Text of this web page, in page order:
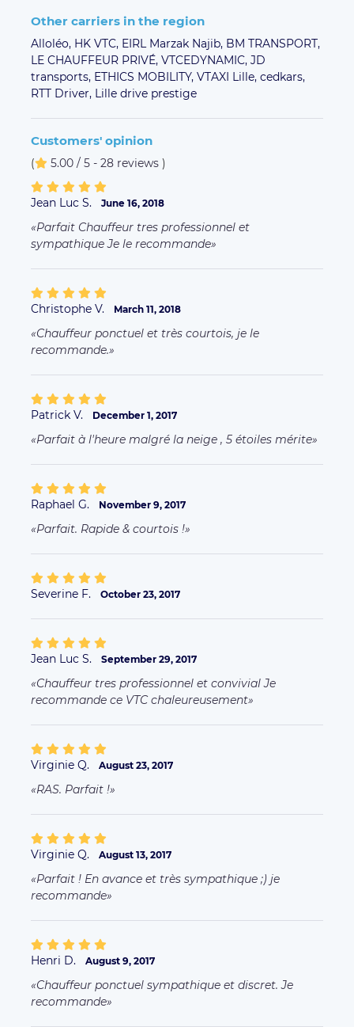
Other carriers in the region
Alloléo, HK VTC, EIRL Marzak Najib, BM TRANSPORT,
LE CHAUFFEUR PRIVÉ, VTCEDYNAMIC, JD
transports, ETHICS MOBILITY, VTAXI Lille, cedkars,
RTT Driver, Lille drive prestige
Customers' opinion
( 5.00 / 5 - 28 reviews )
Jean Luc S. June 16, 2018
Parfait Chauffeur tres professionnel et
sympathique Je le recommande
Christophe V. March 11, 2018
Chauffeur ponctuel et très courtois, je le
recommande.
Patrick V. December 1, 2017
Parfait à l'heure malgré la neige , 5 étoiles mérite
Raphael G. November 9, 2017
Parfait. Rapide & courtois !
Severine F. October 23, 2017
Jean Luc S. September 29, 2017
Chauffeur tres professionnel et convivial Je
recommande ce VTC chaleureusement
Virginie Q. August 23, 2017
RAS. Parfait !
Virginie Q. August 13, 2017
Parfait ! En avance et très sympathique ;) je
recommande
Henri D. August 9, 2017
Chauffeur ponctuel sympathique et discret. Je
recommande